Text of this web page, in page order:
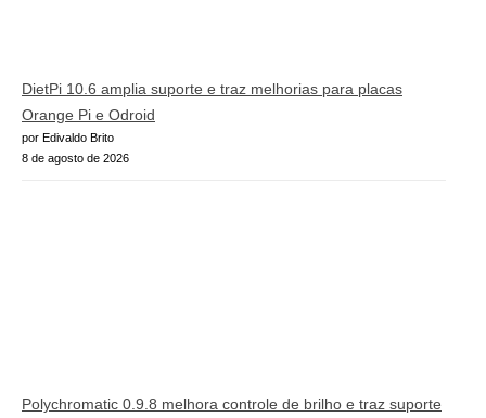
DietPi 10.6 amplia suporte e traz melhorias para placas
Orange Pi e Odroid
por Edivaldo Brito
8 de agosto de 2026
Polychromatic 0.9.8 melhora controle de brilho e traz suporte